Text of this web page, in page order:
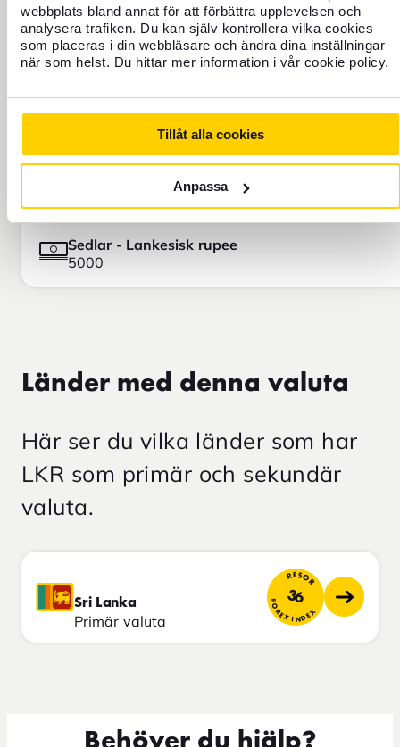
webbplats bland annat för att förbättra upplevelsen och
analysera trafiken. Du kan själv kontrollera vilka cookies
som placeras i din webbläsare och ändra dina inställningar
när som helst. Du hittar mer information i vår cookie policy.
Tillåt alla cookies
Anpassa
Valörer
Sedlar - Lankesisk rupee
5000
Länder med denna valuta
Här ser du vilka länder som har
LKR som primär och sekundär
valuta.
Sri Lanka
Primär valuta
RESOR
36
FOREX INDEX
Behöver du hjälp?